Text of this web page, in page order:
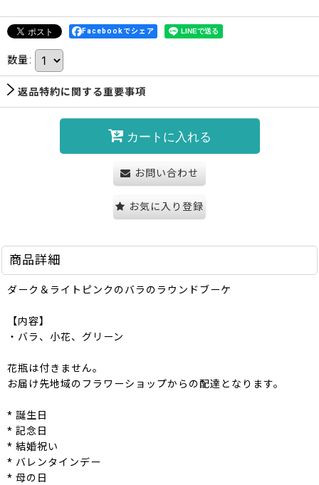
Facebookでシェア
数量:
返品特約に関する重要事項
カートに入れる
お問い合わせ
お気に入り登録
商品詳細
ダーク＆ライトピンクのバラのラウンドブーケ
【内容】
・バラ、小花、グリーン
花瓶は付きません。
お届け先地域のフラワーショップからの配達となります。
* 誕生日
* 記念日
* 結婚祝い
* バレンタインデー
* 母の日